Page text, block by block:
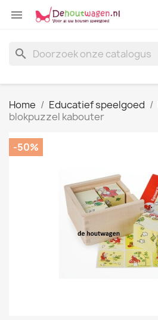

search
Home Educatief speelgoed
blokpuzzel kabouter
-50%